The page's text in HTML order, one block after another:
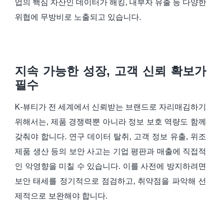
업의 핵심 자산인 데이터가 해킹, 내부자 유출 등 다양한
위협에 무방비로 노출되고 있습니다.
지속 가능한 성장, 고객 신뢰 확보가
필수
K-뷰티가 전 세계에서 신뢰받는 브랜드로 자리매김하기
위해서는, 제품 경쟁력뿐 아니라 정보 보호 역량도 함께
갖춰야 합니다. 연구 데이터 탈취, 고객 정보 유출, 위조
제품 생산 등의 보안 사고는 기업 평판과 매출에 직접적
인 악영향을 미칠 수 있습니다. 이를 사전에 방지하려면
보안 태세를 정기적으로 점검하고, 취약점을 파악해 선
제적으로 보완해야 합니다.